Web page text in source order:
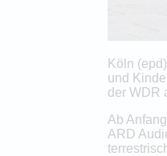
Köln
und
der WDR
Ab
ARD